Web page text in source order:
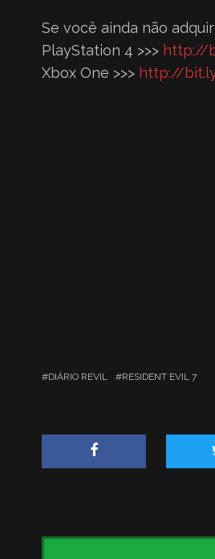
Se você ainda não
PlayStation 4 >>> http://
Xbox One >>> http://
DIÁRIO REVIL RESIDENT EVIL 7